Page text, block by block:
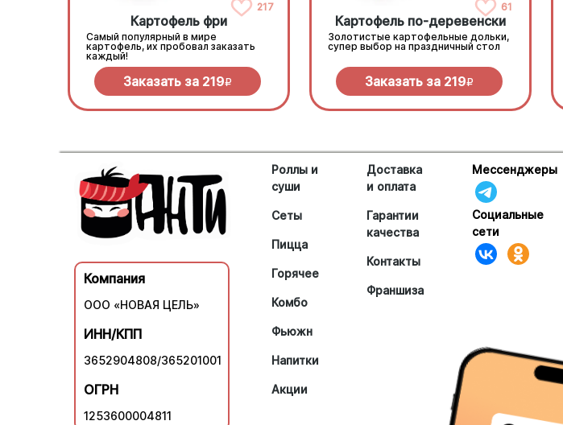
217
Картофель фри
Самый популярный в мире
картофель, их пробовал заказать
каждый!
Заказать за 219R
61
Картофель по-деревенски
Золотистые картофельные дольки,
супер выбор на праздничный стол
Заказать за 219R
Компания
ООО «НОВАЯ ЦЕЛЬ»
ИНН/КПП
3652904808/365201001
ОГРН
1253600004811
Роллы и
суши
Сеты
Пицца
Горячее
Комбо
Фьюжн
Напитки
Акции
Доставка
и оплата
Гарантии
качества
Контакты
Франшиза
Мессенджеры
Социальные
сети